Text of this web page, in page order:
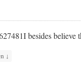
besides believe
↓